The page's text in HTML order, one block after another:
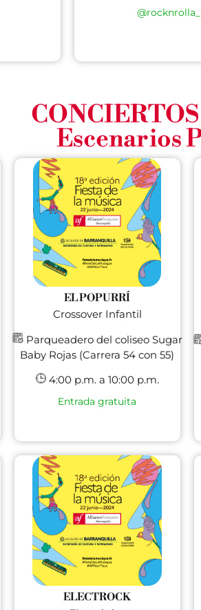
Escenarios
EL POPURRÍ
Crossover Infantil
Parqueadero del coliseo Sugar
Baby Rojas (Carrera 54 con 55)
4:00 p.m. a 10:00 p.m.
Entrada gratuita
ELECTROCK